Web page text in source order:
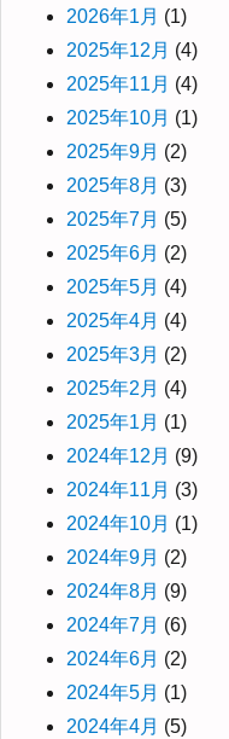
2026年1月 (1)
2025年12月 (4)
2025年11月 (4)
2025年10月 (1)
2025年9月 (2)
2025年8月 (3)
2025年7月 (5)
2025年6月 (2)
2025年5月 (4)
2025年4月 (4)
2025年3月 (2)
2025年2月 (4)
2025年1月 (1)
2024年12月 (9)
2024年11月 (3)
2024年10月 (1)
2024年9月 (2)
2024年8月 (9)
2024年7月 (6)
2024年6月 (2)
2024年5月 (1)
2024年4月 (5)